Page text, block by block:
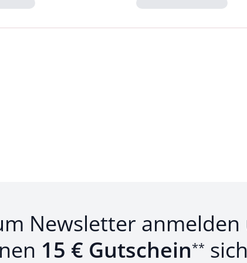
Newsletter anmelden
15 € Gutschein**